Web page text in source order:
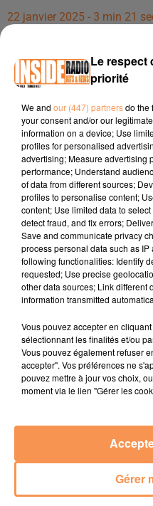
22 janvier 2025 - 3 min 21
INTERVIEW DE ELODIE
RADIO INSIDE
Facebook :clean_plus_64
Instagram :clean_plus_64
Tel : 06 10 26 30 22
TITRES DIFFUSÉS
17h11
17h11 17h04
17h04
Four
LE TOP
Le respect
priorité
We and our (447) partnersdo the
your consent and/or our
information on a device; Use
profiles for personalised
advertising; Measure advertising
performance; Understand
of data from different sources;
profiles to personalise content;
content; Use limited data to
detect fraud, and fix errors;
Save and communicate privacy
process personal data such as
following functionalities: Identify
requested; Use precise
other data sources; Link different
information transmitted
Vous pouvez accepter en
sélectionnant les finalités et/ou
Vous pouvez également refuser
accepter". Vos préférences ne
pouvez mettre à jour vos choix,
moment via le lien "Gérer les
Gérer